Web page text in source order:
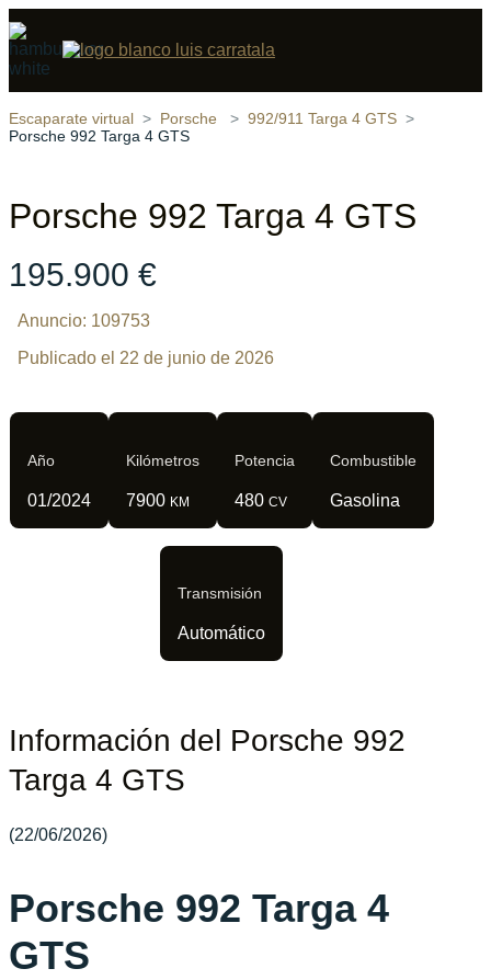
‹ ›
Compartir
Escaparate virtual Porsche
992/911 Targa 4 GTS
Porsche 992 Targa 4 GTS
Porsche 992 Targa 4 GTS
195.900 €
Anuncio: 109753
Publicado el 22 de junio de 2026
Año
01/2024
Kilómetros
7900 KM
Potencia
480 CV
Combustible
Gasolina
Transmisión
Automático
Información del Porsche 992
Targa 4 GTS
(22/06/2026)
Porsche 992 Targa 4
GTS